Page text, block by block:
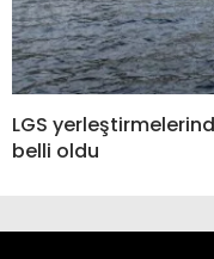
LGS
belli oldu